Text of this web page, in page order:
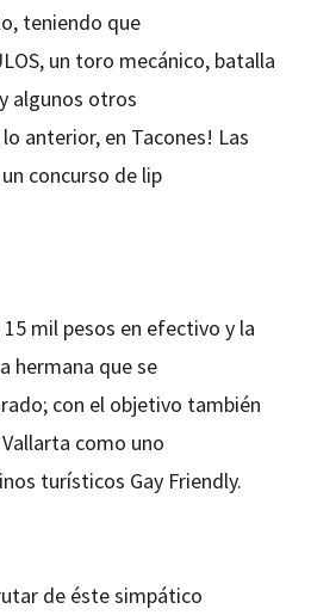
teniendo que
un toro mecánico, batalla
algunos otros
anterior, en Tacones! Las
concurso de lip
mil pesos en efectivo y la
hermana que se
con el objetivo también
como uno
turísticos Gay Friendly.
de éste simpático